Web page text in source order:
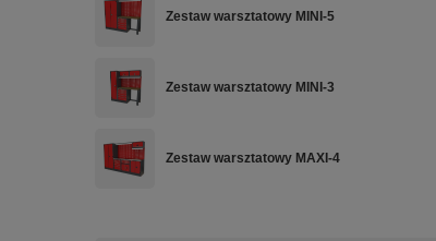
Zestaw warsztatowy MINI-5
Zestaw warsztatowy MINI-3
Zestaw warsztatowy MAXI-4